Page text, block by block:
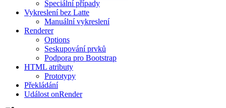
Speciální případy
Vykreslení bez Latte
Manuální vykreslení
Renderer
Options
Seskupování prvků
Podpora pro Bootstrap
HTML atributy
Prototypy
Překládání
Událost onRender